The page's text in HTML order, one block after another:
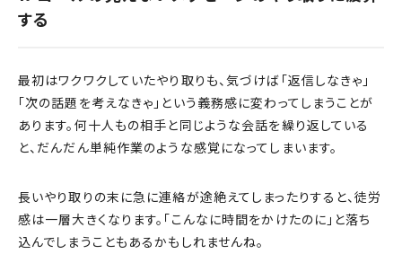
する
最初はワクワクしていたやり取りも、気づけば「返信しなきゃ」
「次の話題を考えなきゃ」という義務感に変わってしまうことが
あります。何十人もの相手と同じような会話を繰り返している
と、だんだん単純作業のような感覚になってしまいます。
長いやり取りの末に急に連絡が途絶えてしまったりすると、徒労
感は一層大きくなります。「こんなに時間をかけたのに」と落ち
込んでしまうこともあるかもしれませんね。